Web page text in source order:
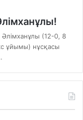
(12-0, 8
ұйымы) нұсқасы